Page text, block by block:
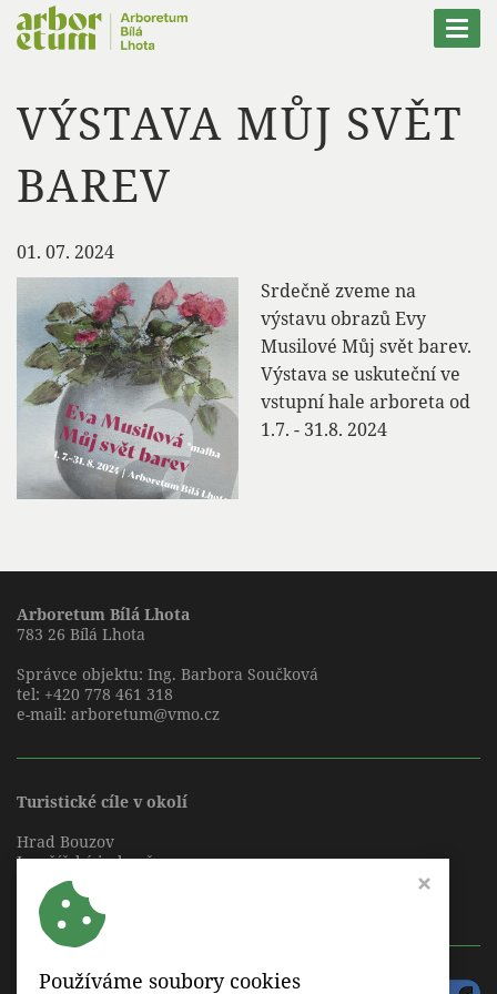
Nacházíte se: Aktuality
VÝSTAVA MŮJ SVĚT
BAREV
01. 07. 2024
Srdečně zveme na
výstavu obrazů Evy
Musilové Můj svět barev.
Výstava se uskuteční ve
vstupní hale arboreta od
1.7. - 31.8. 2024
Arboretum Bílá Lhota
783 26 Bílá Lhota
Správce objektu: Ing. Barbora Součková
tel: +420 778 461 318
e-mail: arboretum@vmo.cz
Turistické cíle v okolí
Hrad Bouzov
Javoříčské jeskyně
Mladečské jeskyně
Zámek Náměšť na Hané
Používáme soubory cookies